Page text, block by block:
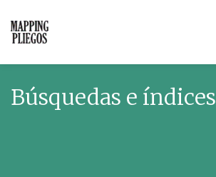
Búsquedas e índices